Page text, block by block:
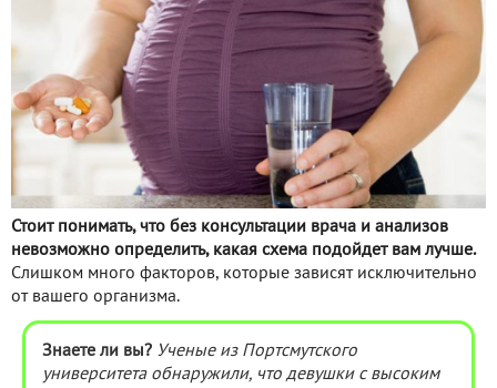
Стоит понимать, что без консультации врача и анализов
невозможно определить, какая схема подойдет вам лучше.
Слишком много факторов, которые зависят исключительно
от вашего организма.
Знаете ли вы? Ученые из Портсмутского
университета обнаружили, что девушки с высоким